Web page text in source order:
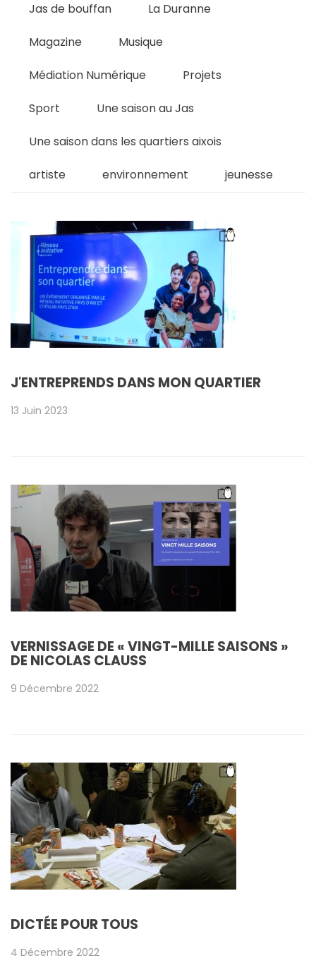
Jas de bouffan La Duranne
Magazine Musique
Médiation Numérique Projets
Sport Une saison au Jas
Une saison dans les quartiers aixois
artiste environnement jeunesse
J'ENTREPRENDS DANS MON QUARTIER
13 Juin 2023
VERNISSAGE DE « VINGT-MILLE SAISONS »
DE NICOLAS CLAUSS
9 Décembre 2022
DICTÉE POUR TOUS
4 Décembre 2022